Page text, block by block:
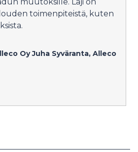
muutoksille. Laji on
toimenpiteistä, kuten
Oy Juha Syväranta, Alleco